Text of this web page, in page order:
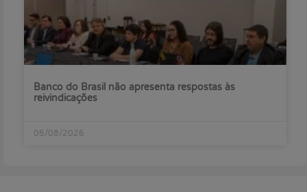
Banco do Brasil não apresenta respostas às
reivindicações
05/08/2026